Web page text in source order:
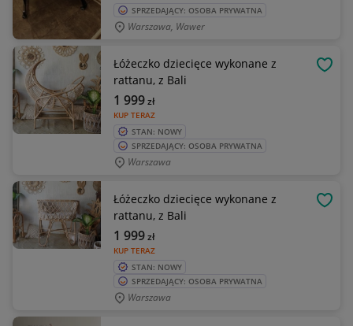
SPRZEDAJĄCY: OSOBA PRYWATNA
Warszawa, Wawer
Łóżeczko dziecięce wykonane z
rattanu, z Bali
KUP TERAZ
1 999zł
STAN: NOWY
SPRZEDAJĄCY: OSOBA PRYWATNA
Warszawa
Łóżeczko dziecięce wykonane z
rattanu, z Bali
KUP TERAZ
1 999zł
STAN: NOWY
SPRZEDAJĄCY: OSOBA PRYWATNA
Warszawa